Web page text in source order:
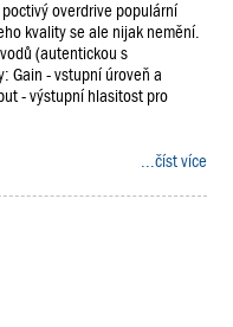
overdrive populární
kvality se ale nijak nemění.
(autentickou s
Gain - vstupní úroveň a
- výstupní hlasitost pro
...číst více